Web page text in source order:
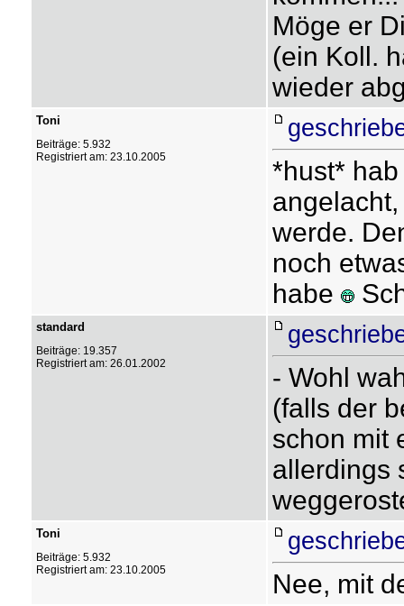
Möge er
(ein Koll.
wieder
Toni
Beiträge: 5.932
Registriert am: 23.10.2005
*hust*
werde.
noch
habe
standard
Beiträge: 19.357
Registriert am: 26.01.2002
- Wohl
(falls der
schon mit
allerdings
Toni
Beiträge: 5.932
Registriert am: 23.10.2005
Nee, mit